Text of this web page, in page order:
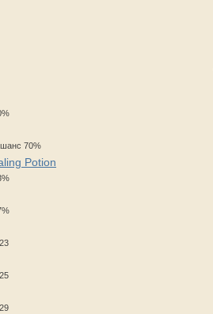
70%
Potion